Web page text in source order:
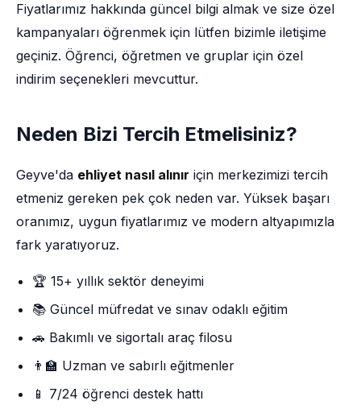
Fiyatlarımız hakkında güncel bilgi almak ve size özel
kampanyaları öğrenmek için lütfen bizimle iletişime
geçiniz. Öğrenci, öğretmen ve gruplar için özel
indirim seçenekleri mevcuttur.
Neden Bizi Tercih Etmelisiniz?
Geyve'da ehliyet nasıl alınır için merkezimizi tercih
etmeniz gereken pek çok neden var. Yüksek başarı
oranımız, uygun fiyatlarımız ve modern altyapımızla
fark yaratıyoruz.
🏆 15+ yıllık sektör deneyimi
📚 Güncel müfredat ve sınav odaklı eğitim
🚗 Bakımlı ve sigortalı araç filosu
👨‍🏫 Uzman ve sabırlı eğitmenler
📱 7/24 öğrenci destek hattı